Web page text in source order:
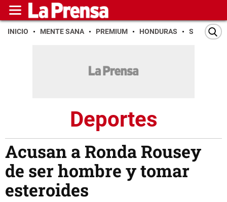
INICIO MENTE SANA PREMIUM HONDURAS SAN PEDRO
Deportes
Acusan a Ronda Rousey
de ser hombre y tomar
esteroides